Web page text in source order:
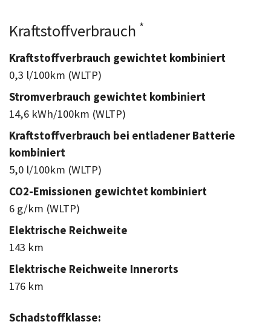
Kraftstoffverbrauch *
Kraftstoffverbrauch gewichtet kombiniert
0,3 l/100km (WLTP)
Stromverbrauch gewichtet kombiniert
14,6 kWh/100km (WLTP)
Kraftstoffverbrauch bei entladener Batterie
kombiniert
5,0 l/100km (WLTP)
CO2-Emissionen gewichtet kombiniert
6 g/km (WLTP)
Elektrische Reichweite
143 km
Elektrische Reichweite Innerorts
176 km
Schadstoffklasse: